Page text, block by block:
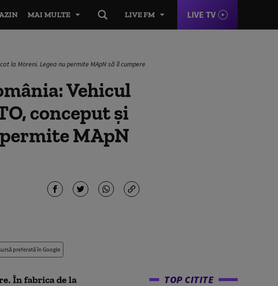
LIVE FM LIVE TV
MAI MULTE
la Moreni. Legea nu permite MApN să îl cumpere
Vehicul
conceput şi
MApN
preferată în Google
În fabrica de la
TOP CITITE